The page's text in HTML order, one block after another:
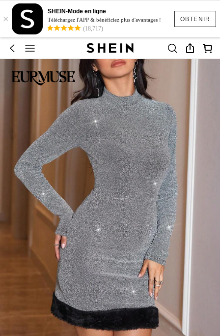
OBTENIR
×
SHEIN-Mode en ligne
Téléchargez l'APP & bénéficiez plus d'avantages !
(18,717)